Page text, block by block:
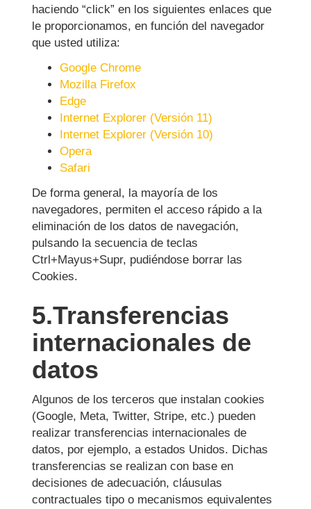
haciendo “click” en los siguientes enlaces que
le proporcionamos, en función del navegador
que usted utiliza:
Google Chrome
Mozilla Firefox
Edge
Internet Explorer (Versión 11)
Internet Explorer (Versión 10)
Opera
Safari
De forma general, la mayoría de los
navegadores, permiten el acceso rápido a la
eliminación de los datos de navegación,
pulsando la secuencia de teclas
Ctrl+Mayus+Supr, pudiéndose borrar las
Cookies.
5.Transferencias
internacionales de
datos
Algunos de los terceros que instalan cookies
(Google, Meta, Twitter, Stripe, etc.) pueden
realizar transferencias internacionales de
datos, por ejemplo, a estados Unidos. Dichas
transferencias se realizan con base en
decisiones de adecuación, cláusulas
contractuales tipo o mecanismos equivalentes